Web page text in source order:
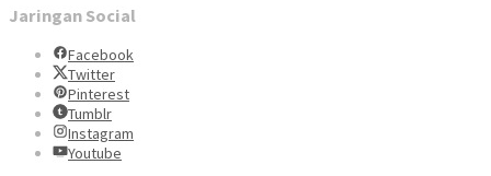
Jaringan Social
Facebook
Twitter
Pinterest
Tumblr
Instagram
Youtube